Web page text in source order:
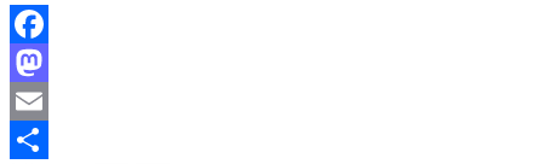
Facebook
Mastodon
Email